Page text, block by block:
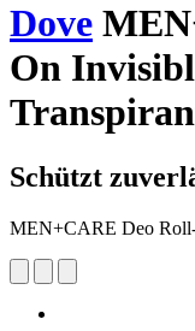
Dove
On
Schützt
MEN+CARE Deo